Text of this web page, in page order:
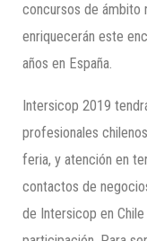
concursos de ámbito
enriquecerán este
años en España.
Intersicop 2019
profesionales
feria, y atención en
contactos de
de Intersicop en